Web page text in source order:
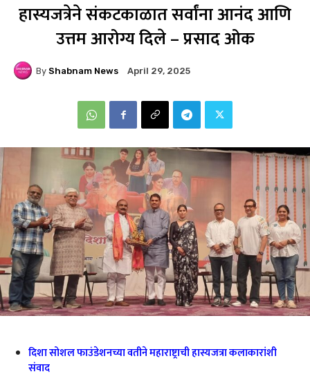
हास्यजत्रेने संकटकाळात सर्वांना आनंद आणि
उत्तम आरोग्य दिले – प्रसाद ओक
By Shabnam News April 29, 2025
दिशा सोशल फाउंडेशनच्या वतीने महाराष्ट्राची हास्यजत्रा कलाकारांशी
संवाद